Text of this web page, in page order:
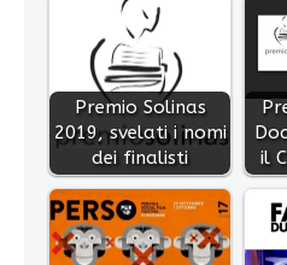
Premio Solinas
2019, svelati i nomi
dei finalisti
il